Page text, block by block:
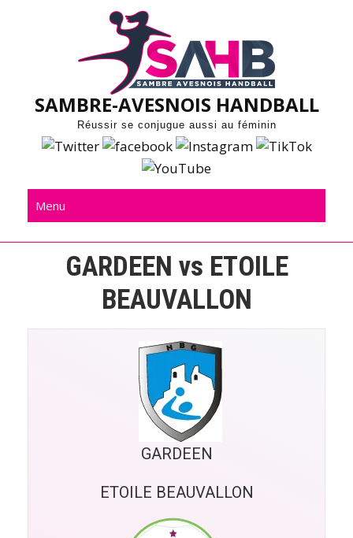
SAMBRE-AVESNOIS HANDBALL
Réussir se conjugue aussi au féminin
Menu
GARDEEN vs ETOILE
BEAUVALLON
GARDEEN
ETOILE BEAUVALLON